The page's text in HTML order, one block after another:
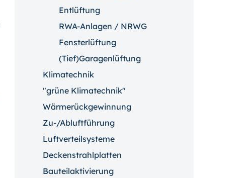
Entlüftung
RWA-Anlagen / NRWG
Fensterlüftung
(Tief)Garagenlüftung
Klimatechnik
"grüne Klimatechnik"
Wärmerückgewinnung
Zu-/Abluftführung
Luftverteilsysteme
Deckenstrahlplatten
Bauteilaktivierung